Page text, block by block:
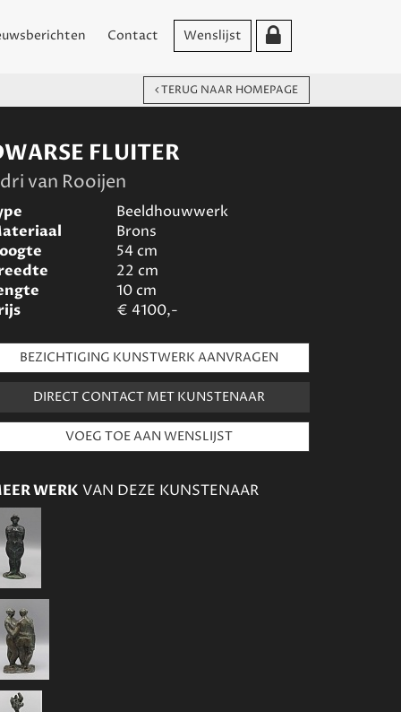
Contact Wenslijst
TERUG NAAR HOMEPAGE
FLUITER
van Rooijen
Beeldhouwwerk
Brons
54cm
22 cm
10cm
€ 4100,-
BEZICHTIGING KUNSTWERK AANVRAGEN
DIRECT CONTACT MET KUNSTENAAR
WERK VAN DEZE KUNSTENAAR